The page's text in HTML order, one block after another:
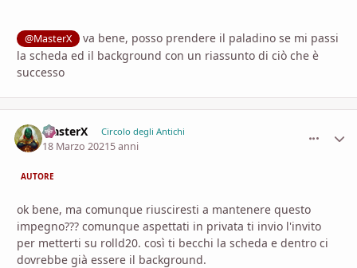
@MasterX
va bene, posso prendere il paladino se mi passi
la scheda ed il background con un riassunto di ciò che è
successo
MasterX Circolo degli Antichi
18 Marzo 20215 anni
AUTORE
ok bene, ma comunque riusciresti a mantenere questo
impegno??? comunque aspettati in privata ti invio l'invito
per metterti su rolld20. così ti becchi la scheda e dentro ci
dovrebbe già essere il background.